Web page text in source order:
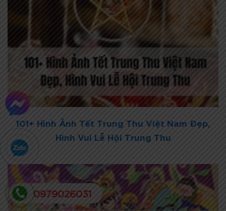
101+ Hình Ảnh Tết Trung Thu Việt Nam Đẹp,
Hình Vui Lễ Hội Trung Thu
0979026031